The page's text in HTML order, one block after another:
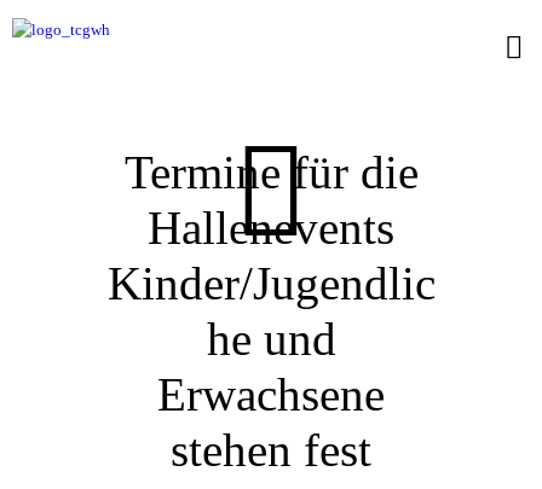
Termine für die
Hallenevents
Kinder/Jugendlic
he und
Erwachsene
stehen fest